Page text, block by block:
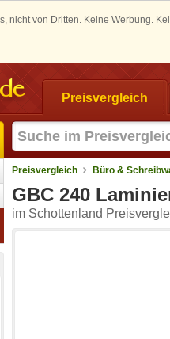
nicht von Dritten. Keine Werbung.
Preisvergleich
Preisvergleich Büro &
GBC 240
im Schottenland